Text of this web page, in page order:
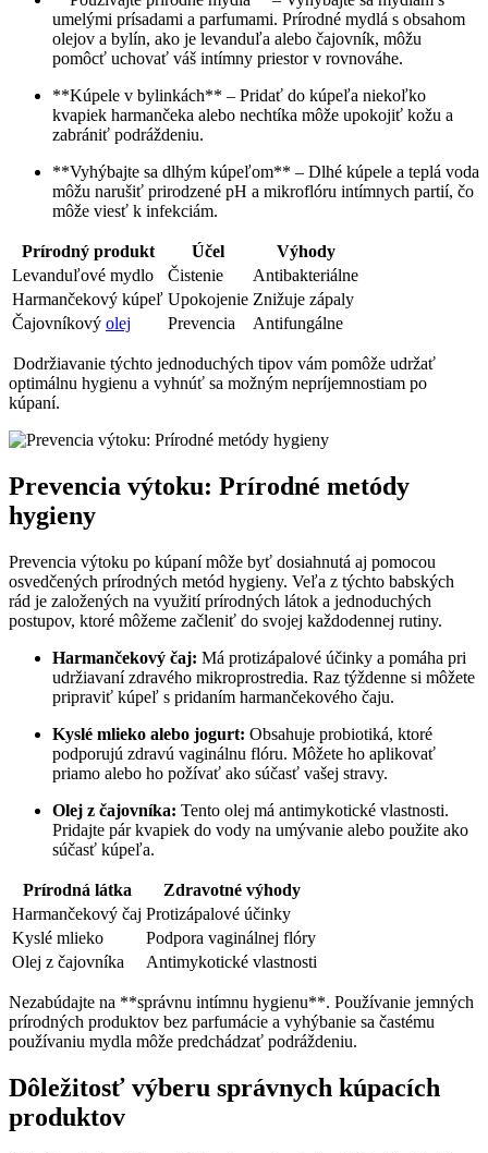
umelými prísadami‍ a parfumami. Prírodné mydlá s ​obsahom
olejov a bylín, ako je levanduľa alebo čajovník, môžu
pomôcť uchovať váš‍ intímny priestor v rovnováhe.
**Kúpele v bylinkách** – Pridať do ‍kúpeľa‌ niekoľko
kvapiek harmančeka alebo nechtíka môže upokojiť kožu a
zabrániť podráždeniu.
**Vyhýbajte sa dlhým​ kúpeľom** – Dlhé kúpele a teplá voda
môžu narušiť prirodzené pH a mikroflóru intímnych partií, ​čo
môže viesť‍ k infekciám.
Prírodný produkt Účel
Výhody
Levanduľové mydlo
Čistenie
Antibakteriálne
Harmančekový kúpeľ Upokojenie Znižuje zápaly
Čajovníkový olej Prevencia Antifungálne
⁤ Dodržiavanie ⁢týchto jednoduchých tipov vám⁢ pomôže udržať
optimálnu hygienu a vyhnúť sa možným nepríjemnostiam po
kúpaní.
Prevencia výtoku:⁢ Prírodné metódy
hygieny
Prevencia výtoku po kúpaní môže⁢ byť‍ dosiahnutá aj pomocou‍
osvedčených prírodných metód hygieny. Veľa z týchto babských
rád je založených ⁤na využití⁢ prírodných látok a jednoduchých
postupov, ktoré môžeme začleniť do svojej každodennej rutiny.
Harmančekový čaj: Má protizápalové účinky a pomáha pri
udržiavaní zdravého‌ mikroprostredia. Raz týždenne si‌ môžete
pripraviť kúpeľ s pridaním harmančekového čaju.
Kyslé⁢ mlieko alebo jogurt: Obsahuje probiotiká, ktoré
podporujú zdravú vaginálnu flóru. Môžete ho​ aplikovať
priamo alebo ho požívať ako súčasť vašej stravy.
Olej z čajovníka: Tento olej má antimykotické vlastnosti.
Pridajte pár kvapiek do vody na umývanie ​alebo použite ako
súčasť ​kúpeľa.
Prírodná látka
Zdravotné výhody
Harmančekový čaj Protizápalové účinky
Kyslé mlieko
Podpora vaginálnej flóry
Olej z čajovníka
Antimykotické vlastnosti
Nezabúdajte ⁢na **správnu ⁤intímnu hygienu**. Používanie ⁣jemných
prírodných produktov bez parfumácie ⁢a vyhýbanie sa ⁣častému
používaniu mydla môže predchádzať podráždeniu.
Dôležitosť výberu správnych kúpacích
produktov